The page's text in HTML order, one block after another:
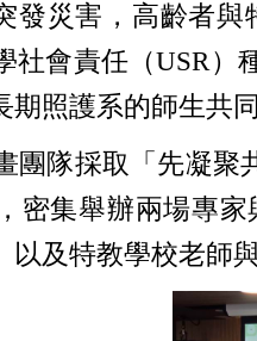
發災害，高齡者與
社會責任（USR
期照護系的師生共
隊採取「先凝聚
密集舉辦兩場專
以及特教學校老師